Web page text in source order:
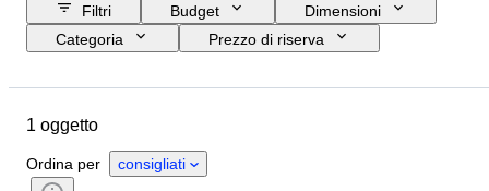
Filtri Budget
Dimensioni
Categoria
Prezzo di riserva
Paese d’origine
Condizioni
Epoca
Creatore
1 oggetto
Ordina per consigliati